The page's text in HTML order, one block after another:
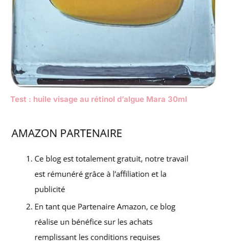
Test : huile visage au rétinol d’algue Mara 30ml